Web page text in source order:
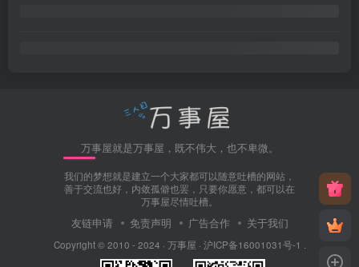
万事屋就是万事屋，既不伟大，也不卑微。
我们的梦想就是建立一个大家都可以随意吐槽的网站，
善于交流也好，内敛孤僻也罢，只要你愿意，都可以在
万事屋尽情吐槽。
友链申请 免责声明 广告合作 关于我们
Copyright © 2010 - 2024 · 万事屋 · 沪ICP备16001031号-1